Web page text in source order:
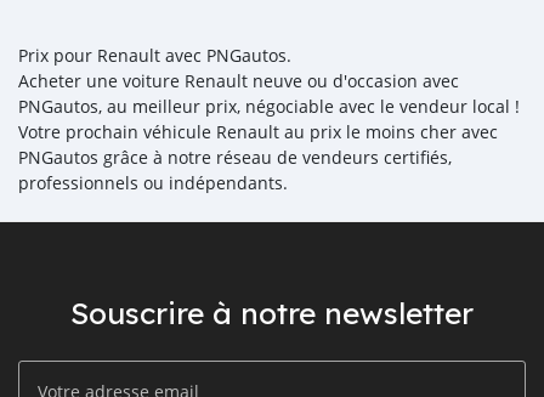
Prix pour Renault avec PNGautos.
Acheter une voiture Renault neuve ou d'occasion avec
PNGautos, au meilleur prix, négociable avec le vendeur local !
Votre prochain véhicule Renault au prix le moins cher avec
PNGautos grâce à notre réseau de vendeurs certifiés,
professionnels ou indépendants.
Souscrire à notre newsletter